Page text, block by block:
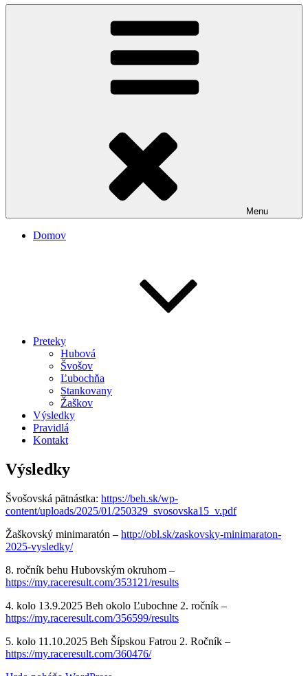
Menu
Domov
Preteky
Hubová
Švošov
Ľubochňa
Stankovany
Žaškov
Výsledky
Pravidlá
Kontakt
Výsledky
Švošovská pätnástka: https://beh.sk/wp-
content/uploads/2025/01/250329_svosovska15_v.pdf
Žaškovský minimaratón – http://obl.sk/zaskovsky-minimaraton-
2025-vysledky/
8. ročník behu Hubovským okruhom –
https://my.raceresult.com/353121/results
4. kolo 13.9.2025 Beh okolo Ľubochne 2. ročník –
https://my.raceresult.com/356599/results
5. kolo 11.10.2025 Beh Šípskou Fatrou 2. Ročník –
https://my.raceresult.com/360476/